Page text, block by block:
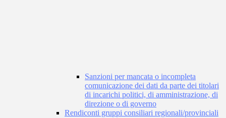
Sanzioni per mancata o incompleta
comunicazione dei dati da parte dei titolari
di incarichi politici, di amministrazione, di
direzione o di governo
Rendiconti gruppi consiliari regionali/provinciali